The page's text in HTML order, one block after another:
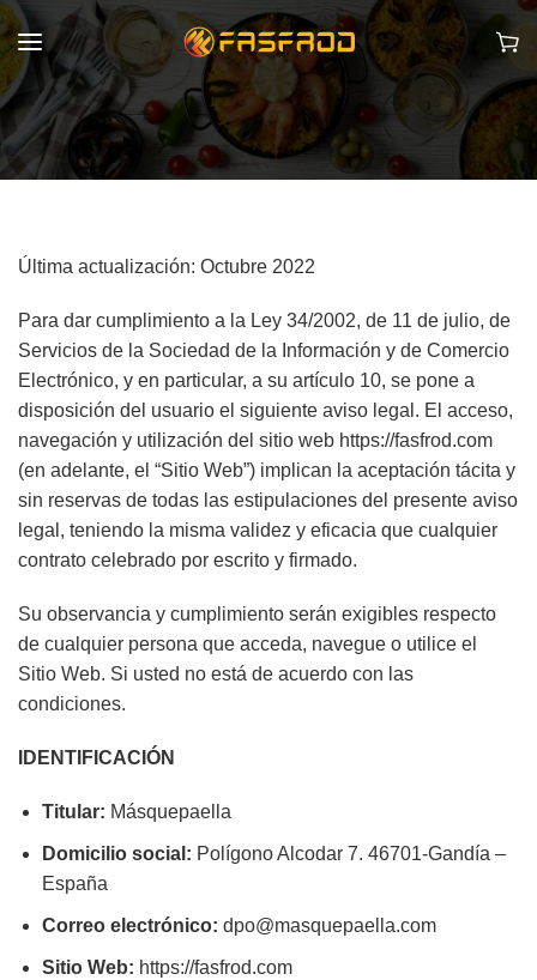
Última actualización: Octubre 2022
Para dar cumplimiento a la Ley 34/2002, de 11 de julio, de
Servicios de la Sociedad de la Información y de Comercio
Electrónico, y en particular, a su artículo 10, se pone a
disposición del usuario el siguiente aviso legal. El acceso,
navegación y utilización del sitio web https://fasfrod.com
(en adelante, el “Sitio Web”) implican la aceptación tácita y
sin reservas de todas las estipulaciones del presente aviso
legal, teniendo la misma validez y eficacia que cualquier
contrato celebrado por escrito y firmado.
Su observancia y cumplimiento serán exigibles respecto
de cualquier persona que acceda, navegue o utilice el
Sitio Web. Si usted no está de acuerdo con las
condiciones.
IDENTIFICACIÓN
Titular: Másquepaella
Domicilio social: Polígono Alcodar 7. 46701-Gandía –
España
Correo electrónico: dpo@masquepaella.com
Sitio Web: https://fasfrod.com